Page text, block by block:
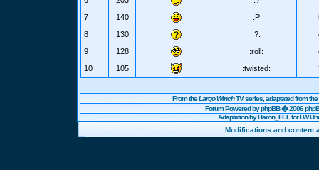
7
140 :P
8
130 :?:
9
128 :roll:
10
105 :twisted:
From theLargo WinchTV series, adaptated from
Forum Powered byphpBB� 2006
Adaptation by Baron_FEL for LW
Modifications and content